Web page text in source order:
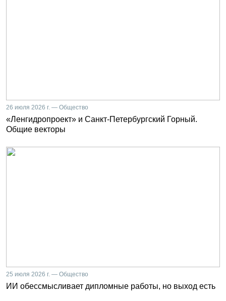
26 июля 2026 г. — Общество
«Ленгидропроект» и Санкт-Петербургский Горный.
Общие векторы
25 июля 2026 г. — Общество
ИИ обессмысливает дипломные работы, но выход есть